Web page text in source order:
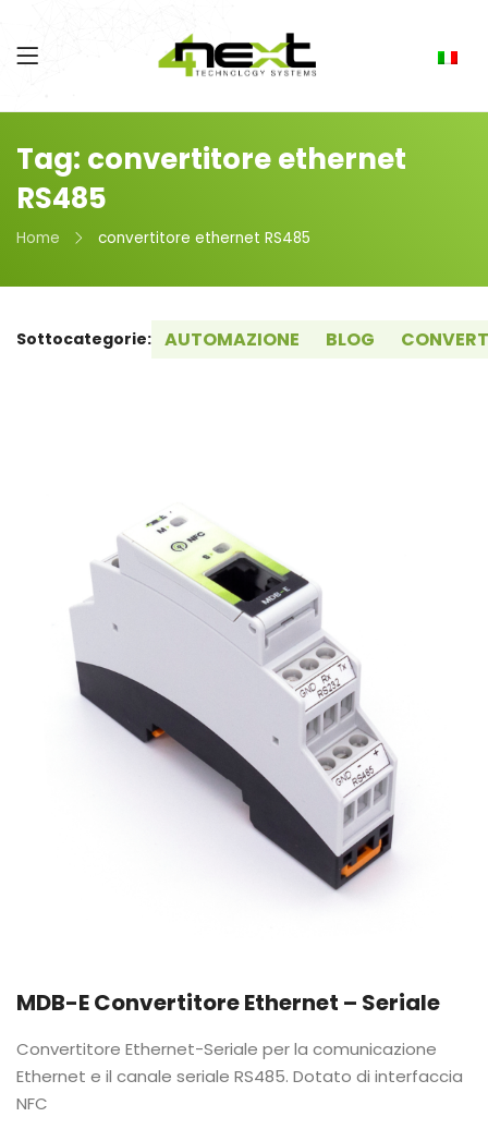
Tag: convertitore ethernet
RS485
Home convertitore ethernet RS485
Sottocategorie: AUTOMAZIONE BLOG
MDB-E Convertitore Ethernet – Seriale
Convertitore Ethernet-Seriale per la comunicazione
Ethernet e il canale seriale RS485. Dotato di interfaccia
NFC